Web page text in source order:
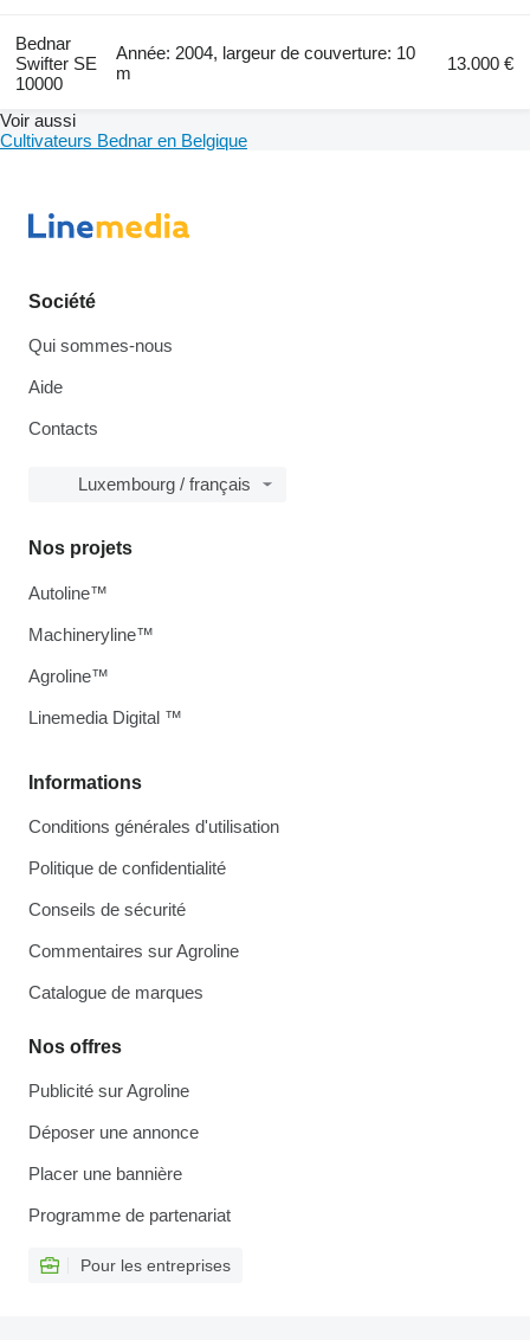
Bednar
Swifter SE
10000
Année: 2004, largeur de couverture: 10
m
13.000 €
Voir aussi
Cultivateurs Bednar en Belgique
Société
Qui sommes-nous
Aide
Contacts
Luxembourg / français
Informations
Conditions générales d'utilisation
Politique de confidentialité
Conseils de sécurité
Commentaires sur Agroline
Catalogue de marques
Nos offres
Publicité sur Agroline
Déposer une annonce
Placer une bannière
Programme de partenariat
Pour les entreprises
Nos projets
Autoline™
Machineryline™
Agroline™
Linemedia Digital ™